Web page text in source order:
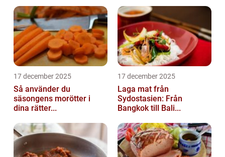
17 december 2025
Så använder du
säsongens morötter i
dina rätter...
17 december 2025
Laga mat från
Sydostasien: Från
Bangkok till Bali...